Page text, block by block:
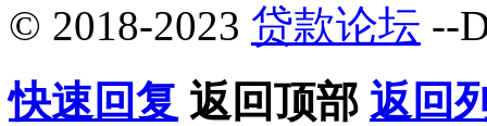
© 2018-2023 贷款论坛 --
快速回复 返回顶部 返回